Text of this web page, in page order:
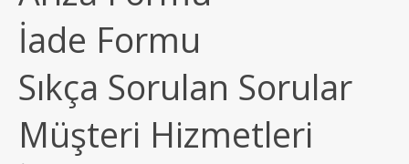
İade Formu
Sıkça Sorulan Sorular
Müşteri Hizmetleri